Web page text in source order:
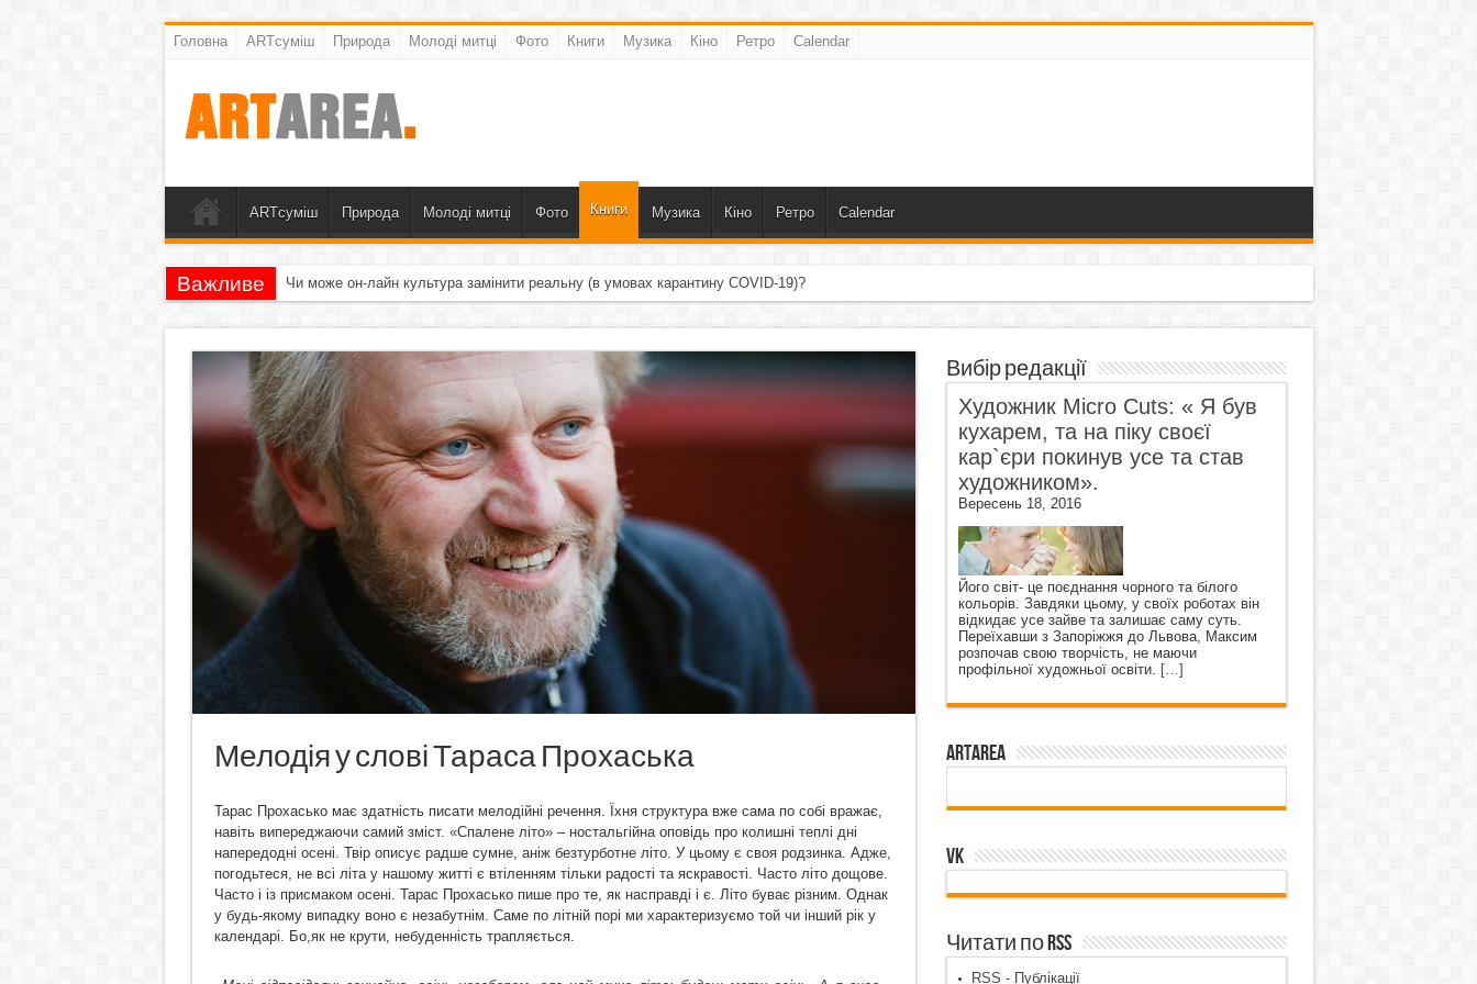
Головна ARTсуміш Природа Молоді митці Фото Книги Музика Кіно Ретро Calendar
ARTсуміш Природа Молоді митці Фото Книги Музика Кіно Ретро Calendar
Важливе Чи може он-лайн культура замінити реальну (в умовах карантину COVID-19)?
Мелодія у слові Тараса Прохаська
Тарас Прохасько має здатність писати мелодійні речення. Їхня структура вже сама по собі вражає,
навіть випереджаючи самий зміст. «Спалене літо» – ностальгійна оповідь про колишні теплі дні
напередодні осені. Твір описує радше сумне, аніж безтурботне літо. У цьому є своя родзинка. Адже,
погодьтеся, не всі літа у нашому житті є втіленням тільки радості та яскравості. Часто літо дощове.
Часто і із присмаком осені. Тарас Прохасько пише про те, як насправді і є. Літо буває різним. Однак
у будь-якому випадку воно є незабутнім. Саме по літній порі ми характеризуємо той чи інший рік у
календарі. Бо,як не крути, небуденність трапляється.
Вибір редакції
Художник Micro Cuts: « Я був
кухарем, та на піку своєї
кар`єри покинув усе та став
художником».
Вересень 18, 2016
Його світ- це поєднання чорного та білого
кольорів. Завдяки цьому, у своїх роботах він
відкидає усе зайве та залишає саму суть.
Переїхавши з Запоріжжя до Львова, Максим
розпочав свою творчість, не маючи
профільної художньої освіти. […]
ArtArea
VK
Читати по RSS
RSS - Публікації